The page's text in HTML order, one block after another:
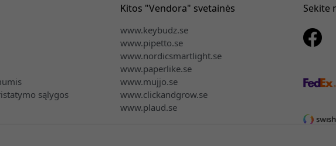
sąlygos
Kitos "Vendora" svetainės
www.keybudz.se
www.pipetto.se
www.nordicsmartlight.se
www.paperlike.se
www.mujjo.se
www.clickandgrow.se
www.plaud.se
Sekite